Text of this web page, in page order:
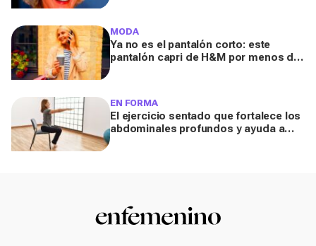
MODA
Ya no es el pantalón corto: este
pantalón capri de H&M por menos de
EN FORMA
El ejercicio sentado que fortalece los
abdominales profundos y ayuda a